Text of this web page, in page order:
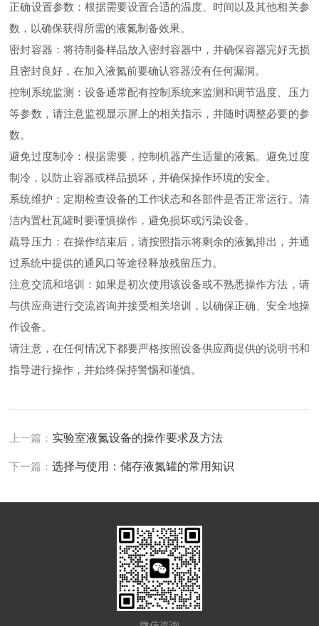
正确设置参数：根据需要设置合适的温度、时间以及其他相关参
数，以确保获得所需的液氮制备效果。
密封容器：将待制备样品放入密封容器中，并确保容器完好无损
且密封良好，在加入液氮前要确认容器没有任何漏洞。
控制系统监测：设备通常配有控制系统来监测和调节温度、压力
等参数，请注意监视显示屏上的相关指示，并随时调整必要的参
数。
避免过度制冷：根据需要，控制机器产生适量的液氮。避免过度
制冷，以防止容器或样品损坏，并确保操作环境的安全。
系统维护：定期检查设备的工作状态和各部件是否正常运行。清
洁内置杜瓦罐时要谨慎操作，避免损坏或污染设备。
疏导压力：在操作结束后，请按照指示将剩余的液氮排出，并通
过系统中提供的通风口等途径释放残留压力。
注意交流和培训：如果是初次使用该设备或不熟悉操作方法，请
与供应商进行交流咨询并接受相关培训，以确保正确、安全地操
作设备。
请注意，在任何情况下都要严格按照设备供应商提供的说明书和
指导进行操作，并始终保持警惕和谨慎。
上一篇： 实验室液氮设备的操作要求及方法
下一篇：选择与使用：储存液氮罐的常用知识